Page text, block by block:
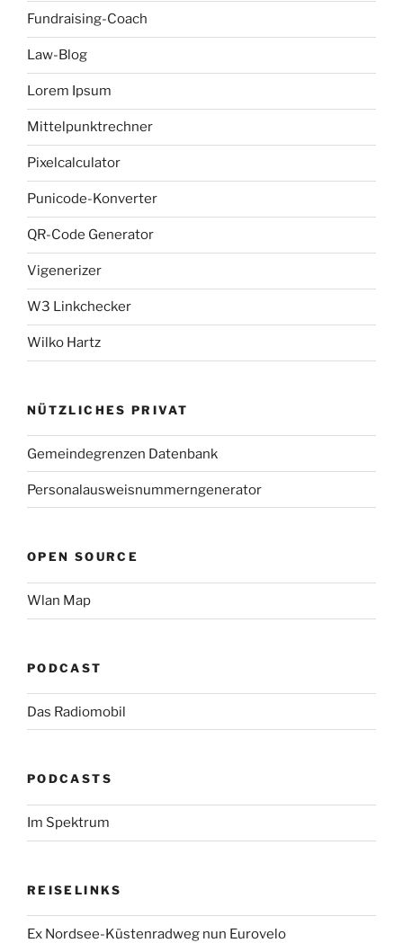
Fundraising-Coach
Law-Blog
Lorem Ipsum
Mittelpunktrechner
Pixelcalculator
Punicode-Konverter
QR-Code Generator
Vigenerizer
W3 Linkchecker
Wilko Hartz
NÜTZLICHES PRIVAT
Gemeindegrenzen Datenbank
Personalausweisnummerngenerator
OPEN SOURCE
Wlan Map
PODCAST
Das Radiomobil
PODCASTS
Im Spektrum
REISELINKS
Ex Nordsee-Küstenradweg nun Eurovelo